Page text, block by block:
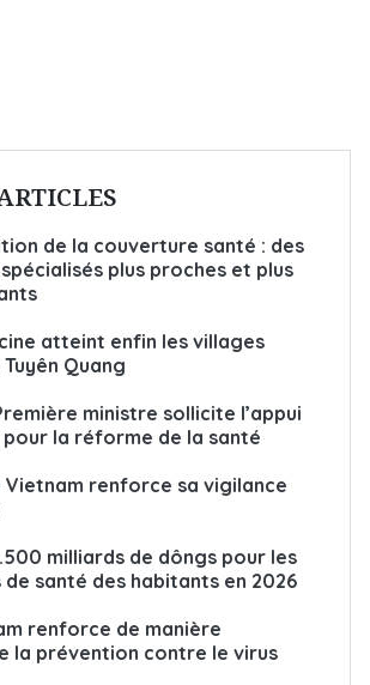
de la couverture santé : des
plus proches et plus
atteint enfin les villages
Quang
ministre sollicite l’appui
pour la réforme de la santé
Vietnam renforce sa vigilance
milliards de dôngs pour les
de santé des habitants en 2026
renforce de manière
la prévention contre le virus